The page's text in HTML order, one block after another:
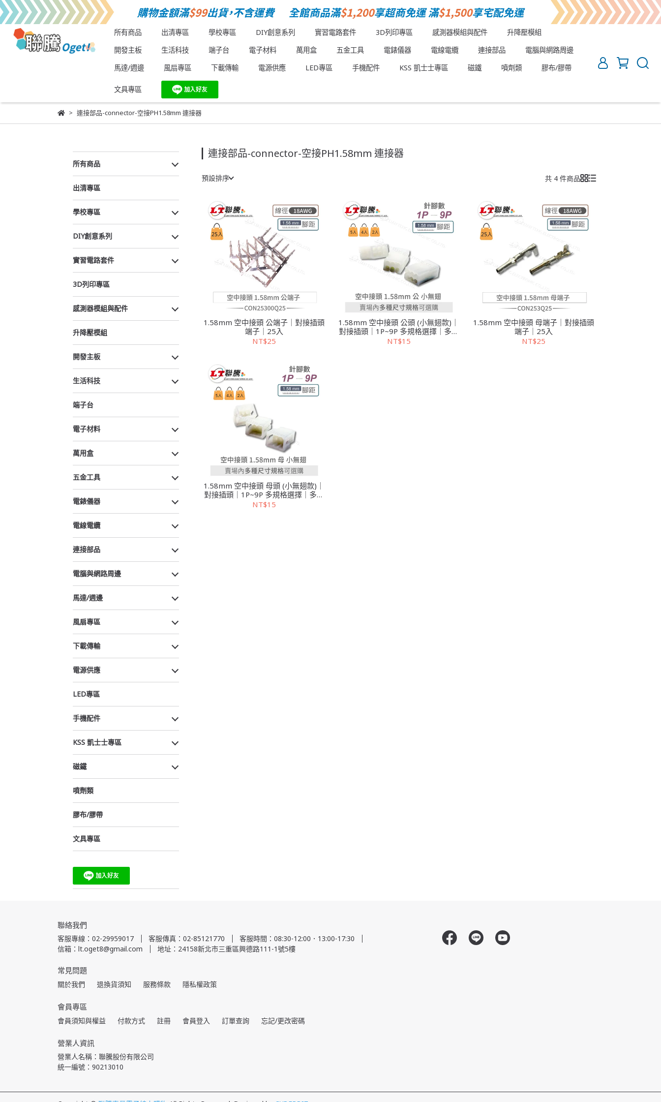
所有商品 出清專區 學校專區 DIY創意系列 實習電路套件 3D列印專區 感測器模組與配件
升降壓模組
開發主板
生活科技 端子台 電子材料 萬用盒 五金工具 電錶儀器 電線電纜 連接部品
電腦與網路周邊
馬達/週邊
風扇專區 下載傳輸 電源供應 LED專區 手機配件 KSS 凱士士專區 磁鐵 噴劑類 膠布/膠帶
文具專區
連接部品-connector-空接PH1.58mm 連接器
所有商品
出清專區
學校專區
DIY創意系列
實習電路套件
3D列印專區
感測器模組與配件
升降壓模組
開發主板
生活科技
端子台
電子材料
萬用盒
五金工具
電錶儀器
電線電纜
連接部品
電腦與網路周邊
馬達/週邊
風扇專區
下載傳輸
電源供應
LED專區
手機配件
KSS 凱士士專區
磁鐵
噴劑類
膠布/膠帶
文具專區
連接部品-connector-空接PH1.58mm 連接器
預設排序 共 4 件商品
1.58mm 空中接頭 公端子｜對接插頭
端子｜25入
NT$25
1.58mm 空中接頭 公頭 (小無翅款)｜
對接插頭｜1P~9P 多規格選擇｜多入
裝
NT$15
1.58mm 空中接頭 母端子｜對接插頭
端子｜25入
NT$25
1.58mm 空中接頭 母頭 (小無翅款)｜
對接插頭｜1P~9P 多規格選擇｜多入
裝
NT$15
聯絡我們
客服專線：02-29959017 客服傳真：02-85121770
客服時間：08:30-12:00．13:00-17:30
信箱：lt.oget8@gmail.com
地址：24158新北市三重區興德路111-1號5樓
常見問題
關於我們 退換貨須知 服務條款 隱私權政策
會員專區
會員須知與權益 付款方式 註冊 會員登入 訂單查詢 忘記/更改密碼
營業人資訊
營業人名稱：聯騰股份有限公司
統一編號：90213010